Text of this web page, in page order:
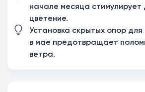
начале месяца стимулирует
цветение.
Установка скрытых опор для
в мае предотвращает
ветра.